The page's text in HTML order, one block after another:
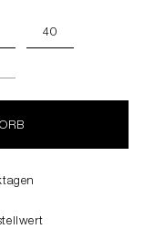
40